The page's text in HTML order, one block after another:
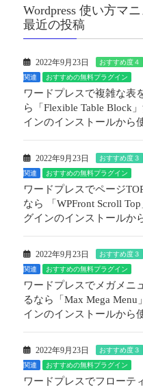
Wordpress 使い方マニ
最近の投稿
2022年9月23日 おすすめ度４
関連
おすすめの無料プラグイン
ワードプレスで複雑な表
ら「Flexible Table Block
インのインストールから
2022年9月23日 おすすめ度３
関連
おすすめの無料プラグイン
ワードプレスでページ
なら 「WPFront Scroll
グインのインストールか
2022年9月23日 おすすめ度３
関連
おすすめの無料プラグイン
ワードプレスでメガメニ
るなら「Max Mega Menu
インのインストールから
2022年9月23日 おすすめ度３
関連
おすすめの無料プラグイン
ワードプレスでフローテ